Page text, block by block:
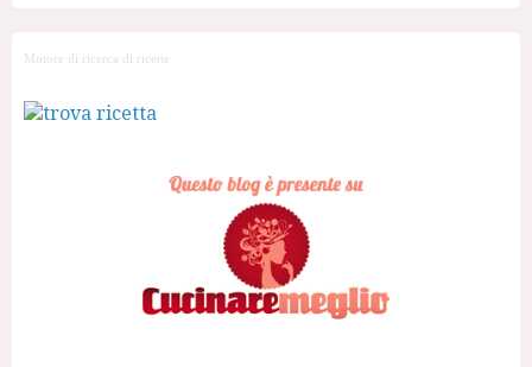
Motore di ricerca di ricette